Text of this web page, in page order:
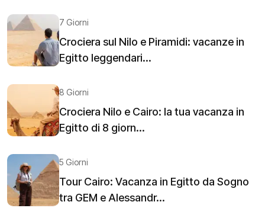
7 Giorni
Crociera sul Nilo e Piramidi: vacanze in
Egitto leggendari...
8 Giorni
Crociera Nilo e Cairo: la tua vacanza in
Egitto di 8 giorn...
5 Giorni
Tour Cairo: Vacanza in Egitto da Sogno
tra GEM e Alessandr...